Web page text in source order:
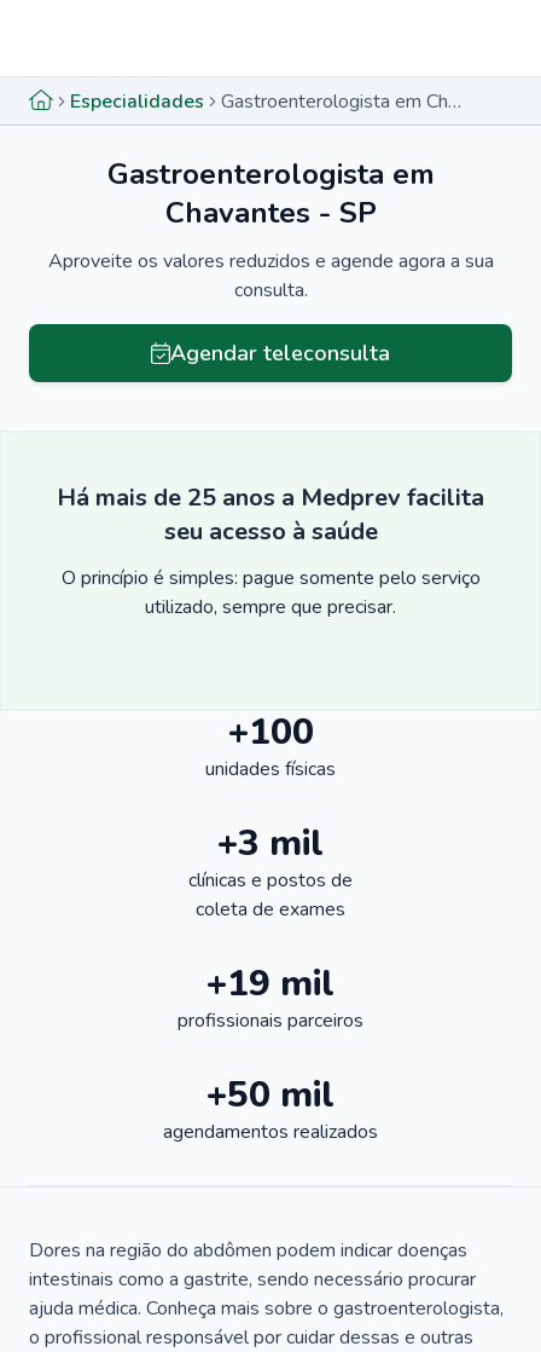
Especialidades Gastroenterologista em Chavantes - SP
Gastroenterologista em
Chavantes - SP
Aproveite os valores reduzidos e agende agora a sua
consulta.
Agendar teleconsulta
Há mais de 25 anos a Medprev facilita
seu acesso à saúde
O princípio é simples: pague somente pelo serviço
utilizado, sempre que precisar.
+100
unidades físicas
+3 mil
clínicas e postos de
coleta de exames
+19 mil
profissionais parceiros
+50 mil
agendamentos realizados
Dores na região do abdômen podem indicar doenças
intestinais como a gastrite, sendo necessário procurar
ajuda médica. Conheça mais sobre o gastroenterologista,
o profissional responsável por cuidar dessas e outras